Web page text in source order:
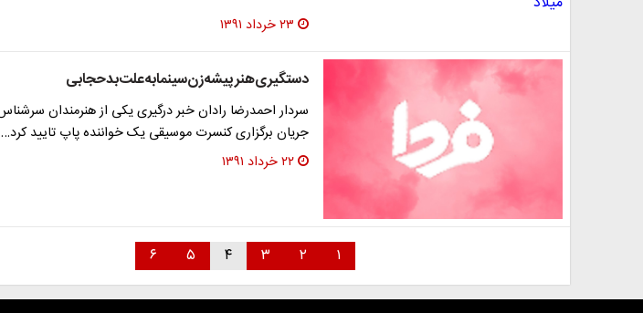
۲۳ خرداد ۱۳۹۱
دستگیری‌هنرپیشه‌زن‌سینمابه‌علت‌بدحجابی
سردار احمدرضا رادان خبر درگیری یکی از هنرمندان
جریان برگزاری کنسرت موسیقی یک خواننده پاپ تایید کرد…
۲۲ خرداد ۱۳۹۱
۱ ۲ ۳ ۴ ۵ ۶